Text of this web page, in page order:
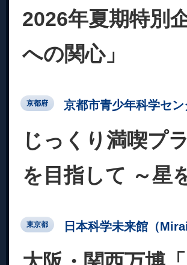
2026年夏期特別
への関心」
京都府 京都市青少年科学セン
じっくり満喫プ
を目指して ～星
東京都 日本科学未来館（